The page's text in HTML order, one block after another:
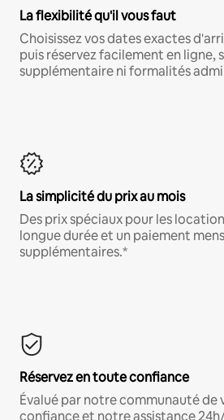
La flexibilité qu'il vous faut
Choisissez vos dates exactes
puis réservez facilement en ligne,
supplémentaire ni formalités
La simplicité du prix au mois
Des prix spéciaux pour les
longue durée et un paiement
supplémentaires.*
Réservez en toute confiance
Évalué par notre communauté de
confiance et notre assistance